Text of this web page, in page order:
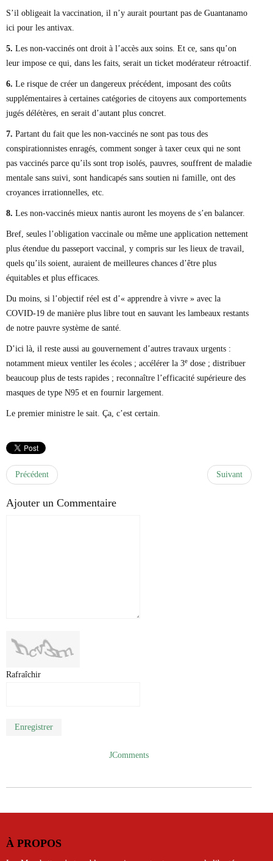
S’il obligeait la vaccination, il n’y aurait pourtant pas de Guantanamo
ici pour les antivax.
5. Les non-vaccinés ont droit à l’accès aux soins. Et ce, sans qu’on
leur impose ce qui, dans les faits, serait un ticket modérateur rétroactif.
6. Le risque de créer un dangereux précédent, imposant des coûts
supplémentaires à certaines catégories de citoyens aux comportements
jugés délétères, en serait d’autant plus concret.
7. Partant du fait que les non-vaccinés ne sont pas tous des
conspirationnistes enragés, comment songer à taxer ceux qui ne sont
pas vaccinés parce qu’ils sont trop isolés, pauvres, souffrent de maladie
mentale sans suivi, sont handicapés sans soutien ni famille, ont des
croyances irrationnelles, etc.
8. Les non-vaccinés mieux nantis auront les moyens de s’en balancer.
Bref, seules l’obligation vaccinale ou même une application nettement
plus étendue du passeport vaccinal, y compris sur les lieux de travail,
quels qu’ils soient, auraient de meilleures chances d’être plus
équitables et plus efficaces.
Du moins, si l’objectif réel est d’« apprendre à vivre » avec la
COVID-19 de manière plus libre tout en sauvant les lambeaux restants
de notre pauvre système de santé.
D’ici là, il reste aussi au gouvernement d’autres travaux urgents :
notamment mieux ventiler les écoles ; accélérer la 3e dose ; distribuer
beaucoup plus de tests rapides ; reconnaître l’efficacité supérieure des
masques de type N95 et en fournir largement.
Le premier ministre le sait. Ça, c’est certain.
Précédent Suivant
Ajouter un Commentaire
Rafraîchir
Enregistrer
JComments
À PROPOS